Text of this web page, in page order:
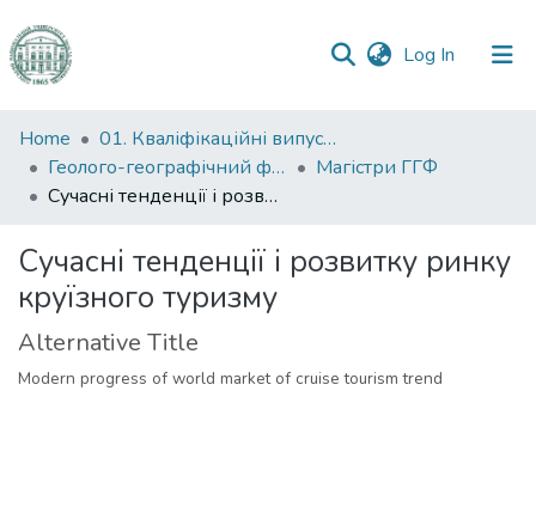
Log In (current)
Communities
&
Collections
Statistics
Home
01. Кваліфікаційні випускні роботи здобувачів вищої освіти
Геолого-географічний факультет
Магістри ГГФ
Сучасні тенденції і розвитку ринку круїзного туризму
Сучасні тенденції і розвитку ринку
круїзного туризму
Alternative Title
Modern progress of world market of cruise tourism trend